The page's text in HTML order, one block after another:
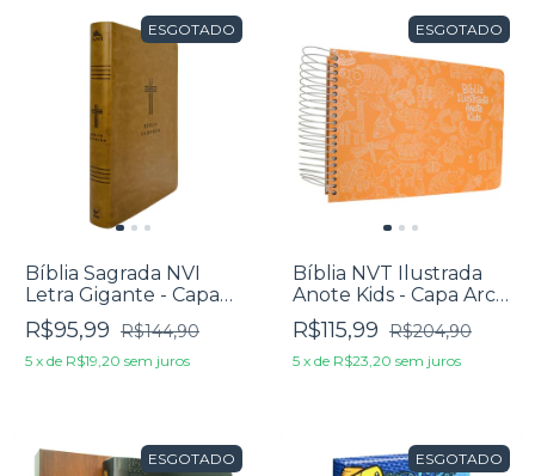
ESGOTADO
Bíblia Sagrada NVI
Letra Gigante - Capa
Luxo Marrom
R$95,99 R$144,90
5 x de R$19,20 sem juros
ESGOTADO
Bíblia NVT Ilustrada
Anote Kids - Capa Arca
de Noé
R$115,99 R$204,90
5 x de R$23,20 sem juros
ESGOTADO ESGOTADO